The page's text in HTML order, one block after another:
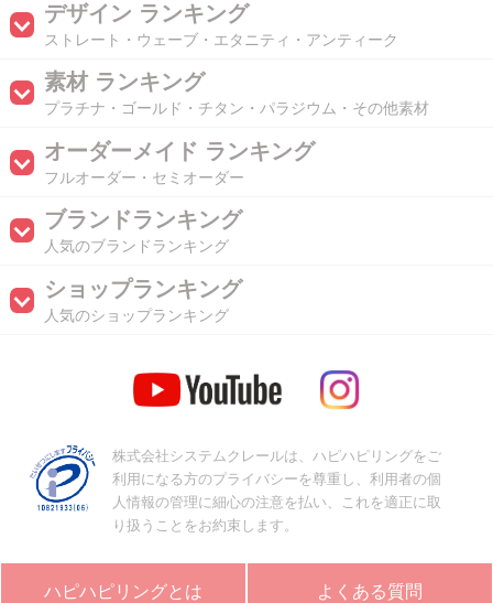
デザイン ランキング
ストレート・ウェーブ・エタニティ・アンティーク
素材 ランキング
プラチナ・ゴールド・チタン・パラジウム・その他素材
オーダーメイド ランキング
フルオーダー・セミオーダー
ブランドランキング
人気のブランドランキング
ショップランキング
人気のショップランキング
株式会社システムクレールは、ハピハピリングをご
利用になる方のプライバシーを尊重し、利用者の個
人情報の管理に細心の注意を払い、これを適正に取
り扱うことをお約束します。
ハピハピリングとは よくある質問